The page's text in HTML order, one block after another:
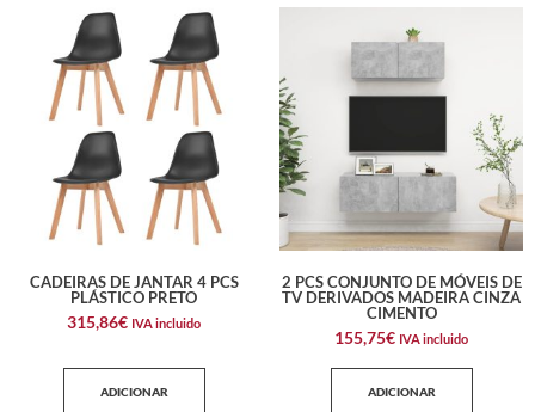
CADEIRAS DE JANTAR 4 PCS
PLÁSTICO PRETO
315,86€ IVA incluido
ADICIONAR
2 PCS CONJUNTO DE MÓVEIS DE
TV DERIVADOS MADEIRA CINZA
CIMENTO
155,75€ IVA incluido
ADICIONAR